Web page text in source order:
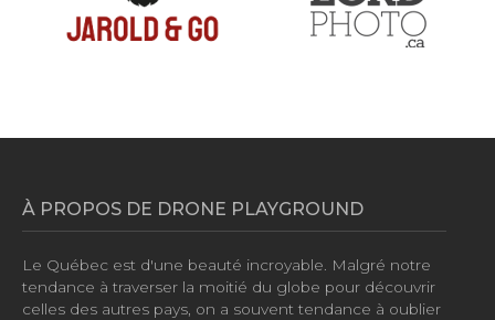
À PROPOS DE DRONE PLAYGROUND
Le Québec est d'une beauté incroyable. Malgré notre
tendance à traverser la moitié du globe pour découvrir
celles des autres pays, on a souvent tendance à oublier